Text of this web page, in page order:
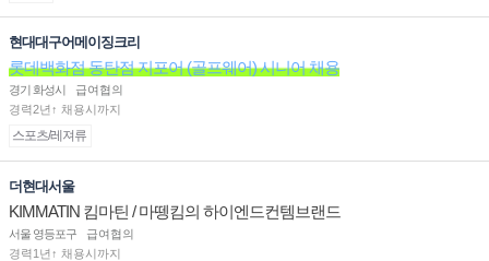
현대대구어메이징크리
롯데백화점 동탄점 지포어 (골프웨어) 시니어 채용
경기 화성시
급여협의
경력2년↑ 채용시까지
스포츠/레져류
더현대서울
KIMMATIN 킴마틴 / 마뗑킴의 하이엔드컨템브랜드
서울 영등포구
급여협의
경력1년↑ 채용시까지